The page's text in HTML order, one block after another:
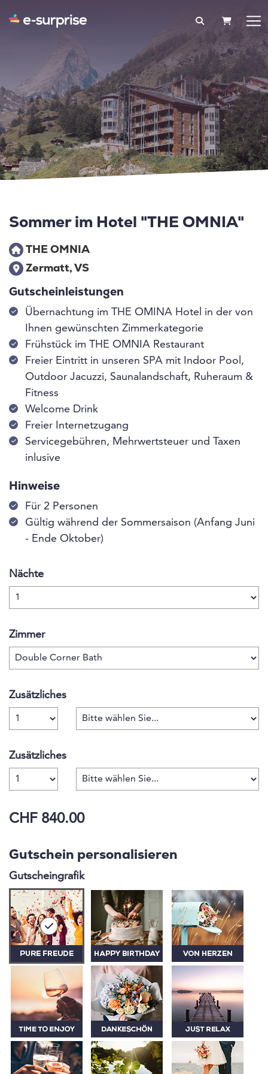
Sommer im Hotel "THE OMNIA"
THE OMNIA
Zermatt, VS
Gutscheinleistungen
Übernachtung im THE OMINA Hotel in der von
Ihnen gewünschten Zimmerkategorie
Frühstück im THE OMNIA Restaurant
Freier Eintritt in unseren SPA mit Indoor Pool,
Outdoor Jacuzzi, Saunalandschaft, Ruheraum &
Fitness
Welcome Drink
Freier Internetzugang
Servicegebühren, Mehrwertsteuer und Taxen
inlusive
Hinweise
Für 2 Personen
Gültig während der Sommersaison (Anfang Juni
- Ende Oktober)
Nächte
Zimmer
Zusätzliches
Anzahl
Zusätzliches
Anzahl
CHF 840.00
Gutschein personalisieren
Gutscheingrafik